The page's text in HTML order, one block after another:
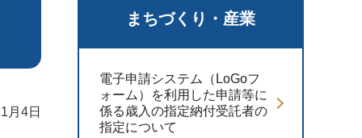
まちづくり・産業
電子申請システム（LoGoフ
ォーム）を利用した申請等に
係る歳入の指定納付受託者の
指定について
月4日